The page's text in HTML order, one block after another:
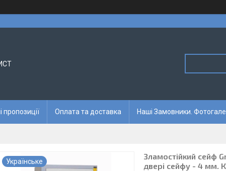
пропозиції Оплата та доставка Наші Замовники.
Українське
Зламостійкий сейф
двері сейфу - 4 мм.